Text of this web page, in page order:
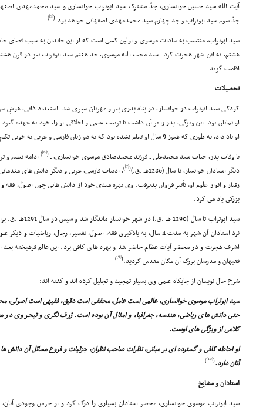
آیت الله سید حسین خوانسارى، جدّ مشترک سید ابوتراب خوانسارى و سید محمدمهدى
جدّ سوم سید ابوتراب و جد چهارم سید محمدمهدى اصفهانى خواهد بود.(
[5]
)
سید ابوتراب، منتسب به سادات موسوى و اولین کسى است که از این خاندان به سبب فضاى
هشتم، به این شهر هجرت کرد. سید محب الله موسوى، جد هفتم سید ابوتراب نیز در قرن
اقامت گزید.
تحصیلات
کودکى سید ابوتراب در خوانسار، در پناه پدرى پیر و مهربان سپرى شد. استعداد ذاتى، هوشِ
او نمایان بود. این ویژگى، پدر را بر آن داشت تا تربیت علمى و اخلاقى او را، خود به عهده گیرد
او یاد داد، به طورى که هنوز 9 سال او تمام نشده بود که به دو زبان فارسى و عربى به خوبى تکلم مى کرد.
با وفات پدر، جناب سید محمدعلى ـ فرزند محمدصادق موسوى خوانسارى، ـ(
[6]
)ادامه تعلیم و
دیگر استادان خوانسار، تا سال (1286هـ .ق.)
(
[7]
)، ادبیات فارسى، عربى و دیگر دانش هاى
رفتار و انوار علوم او، تأثیر فراوان پذیرفت. وى بهره مندى خود از دانش هایى چون اصول،
بزرگى یاد مى کرد.
سید ابوتراب تا سال
نزد استادان آن شهر به مدت 4 سال، به یادگیرى فقه، اصول، تفسیر، رجال، ریاضیات و دیگر علوم پرداخت. او در سال 1295 هـ .ق.
اشرف هجرت و در محضر آیات عظام حاضر شد و بهره هاى کافى برد. این عالم فرهیخته بعد
فقیهان و مدرسان بزرگ آن مکان مقدس گردید.(
[9]
)
شرح حال نویسان از جایگاه علمى وى بسیار تمجید و تجلیل کرده اند و گفته اند:
سید ابوتراب موسوى خوانسارى، عالمى است عامل، محققى است دقیق، فقیهى است اصولى،
حتى دانش هاى ریاضى، هندسه، جغرافیا، و امثال آن بوده است. ژرف نگرى و تبحر وى
کلامى از ویژگى هاى اوست.
او احاطه کافى و گسترده اى بر مبانى، نظرات صاحب نظران، جزئیات و فروع مسائل آن دانش
آنان دارد.(
[10]
)
استادان و مشایخ
سید ابوتراب موسوى خوانسارى، محضر استادان بسیارى را درک کرد و از خرمن وجودى